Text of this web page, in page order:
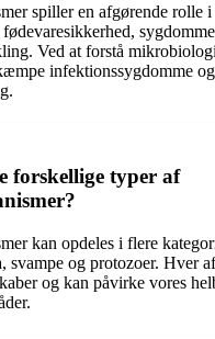
spiller en afgørende rolle i
Ved at forstå
infektionssygdomme
forskellige typer af
kan opdeles i flere
svampe og protozoer. Hver
og kan påvirke vores